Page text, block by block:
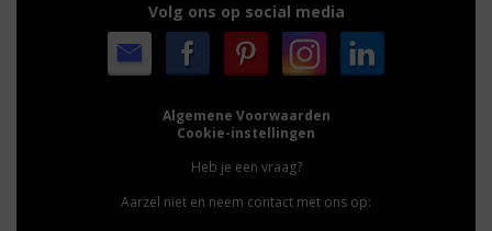
Volg ons op social media
Algemene Voorwaarden
Cookie-instellingen
Heb je een vraag?
Aarzel niet en neem contact met ons op: